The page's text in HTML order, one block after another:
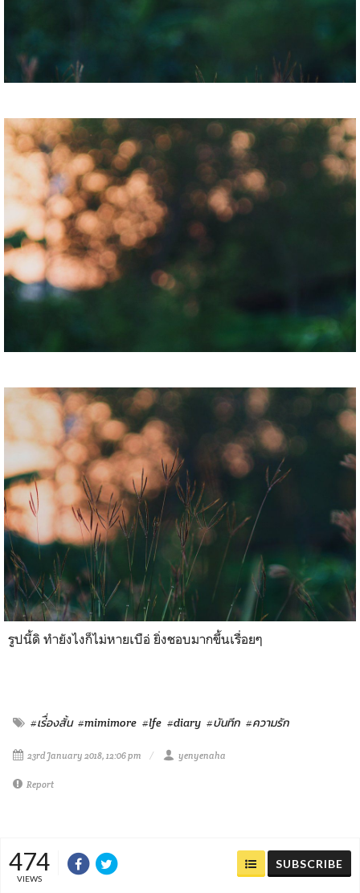
รูปนี้ดิ ทำยังไงก็ไม่หายเบือ่ ยิ่งชอบมากขึ้นเรื่อยๆ
#เร่ื่องสั้น #mimimore #lfe #diary #บันทีก #ความรัก
23rd January 2018, 12:06 pm yenyenaha
Report
474
VIEWS
SUBSCRIBE